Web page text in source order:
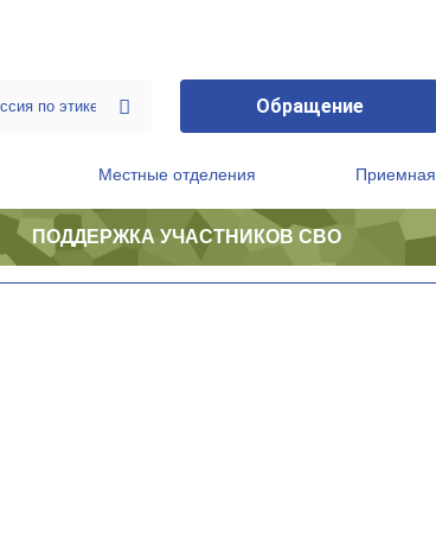
Обращение
Местные отделения Приемная
ПОДДЕРЖКА УЧАСТНИКОВ СВО